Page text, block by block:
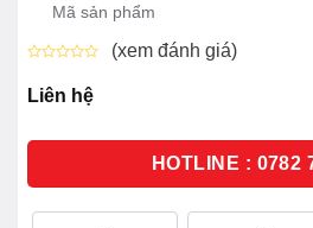
Mã sản phẩm
xếp
hạng
sao
(xem đánh giá)
Liên hệ
HOTLINE : 0782